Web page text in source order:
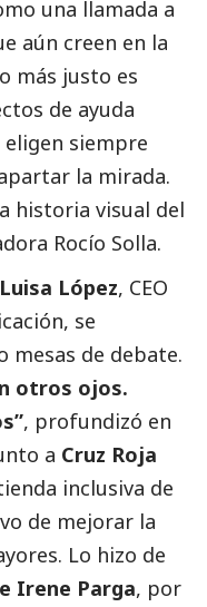
una llamada a
aún creen en la
más justo es
de ayuda
siempre
la mirada.
historia visual del
Rocío Solla.
Luisa López, CEO
se
de debate.
otros ojos.
, profundizó en
a Cruz Roja
inclusiva de
de mejorar la
Lo hizo de
Irene Parga, por